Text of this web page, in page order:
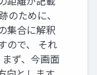
のために、
集合に解釈
ので、 それ
ず、今画面